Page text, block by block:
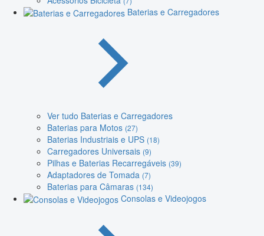
Baterias e Carregadores
Ver tudo Baterias e Carregadores
Baterias para Motos (27)
Baterias Industriais e UPS (18)
Carregadores Universais (9)
Pilhas e Baterias Recarregáveis (39)
Adaptadores de Tomada (7)
Baterias para Câmaras (134)
Consolas e Videojogos